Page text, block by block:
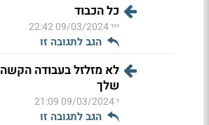
כל הכבוד
ייי09/03/2024 22:42
הגב לתגובה זו
לא מזלזל בעבודה הקשה
שלך
י09/03/2024 21:09
הגב לתגובה זו